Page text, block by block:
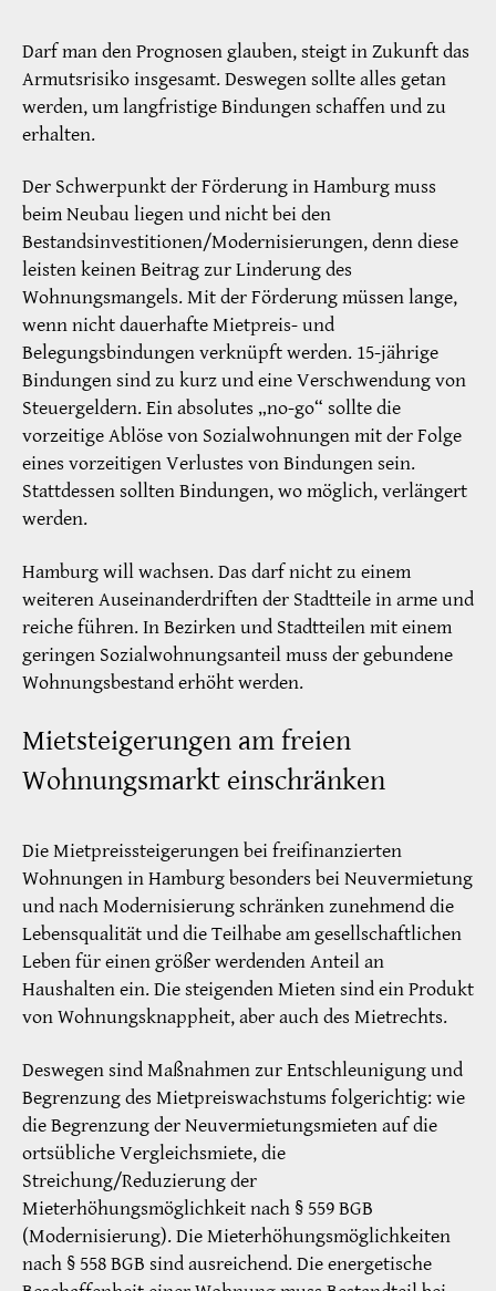
Darf man den Prognosen glauben, steigt in Zukunft das
Armutsrisiko insgesamt. Deswegen sollte alles getan
werden, um langfristige Bindungen schaffen und zu
erhalten.
Der Schwerpunkt der Förderung in Hamburg muss
beim Neubau liegen und nicht bei den
Bestandsinvestitionen/Modernisierungen, denn diese
leisten keinen Beitrag zur Linderung des
Wohnungsmangels. Mit der Förderung müssen lange,
wenn nicht dauerhafte Mietpreis- und
Belegungsbindungen verknüpft werden. 15-jährige
Bindungen sind zu kurz und eine Verschwendung von
Steuergeldern. Ein absolutes „no-go“ sollte die
vorzeitige Ablöse von Sozialwohnungen mit der Folge
eines vorzeitigen Verlustes von Bindungen sein.
Stattdessen sollten Bindungen, wo möglich, verlängert
werden.
Hamburg will wachsen. Das darf nicht zu einem
weiteren Auseinanderdriften der Stadtteile in arme und
reiche führen. In Bezirken und Stadtteilen mit einem
geringen Sozialwohnungsanteil muss der gebundene
Wohnungsbestand erhöht werden.
Mietsteigerungen am freien
Wohnungsmarkt einschränken
Die Mietpreissteigerungen bei freifinanzierten
Wohnungen in Hamburg besonders bei Neuvermietung
und nach Modernisierung schränken zunehmend die
Lebensqualität und die Teilhabe am gesellschaftlichen
Leben für einen größer werdenden Anteil an
Haushalten ein. Die steigenden Mieten sind ein Produkt
von Wohnungsknappheit, aber auch des Mietrechts.
Deswegen sind Maßnahmen zur Entschleunigung und
Begrenzung des Mietpreiswachstums folgerichtig: wie
die Begrenzung der Neuvermietungsmieten auf die
ortsübliche Vergleichsmiete, die
Streichung/Reduzierung der
Mieterhöhungsmöglichkeit nach § 559 BGB
(Modernisierung). Die Mieterhöhungsmöglichkeiten
nach § 558 BGB sind ausreichend. Die energetische